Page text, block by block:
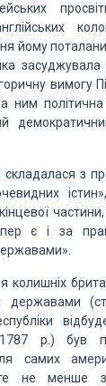
йому
вимогу
ним політична
складалася з
є і за
державами
1787 р.) був
самих
не менше